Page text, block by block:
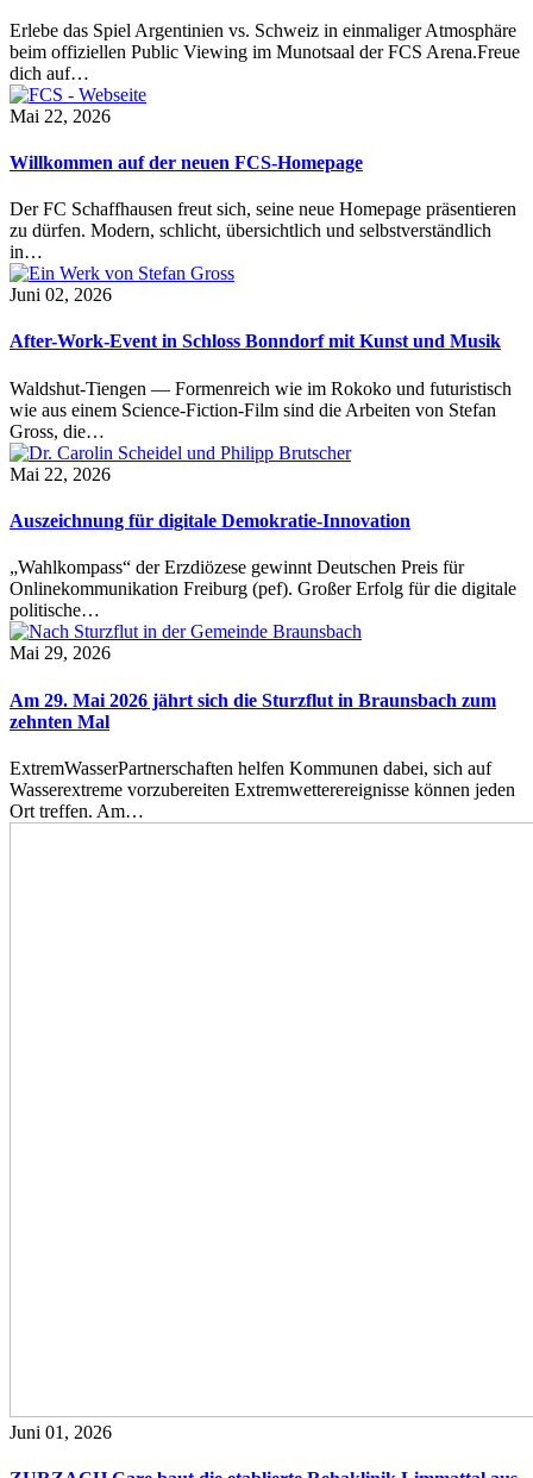
Erlebe das Spiel Argentinien vs. Schweiz in einmaliger Atmosphäre
beim offiziellen Public Viewing im Munotsaal der FCS Arena.Freue
dich auf…
Mai 22, 2026
Willkommen auf der neuen FCS-Homepage
Der FC Schaffhausen freut sich, seine neue Homepage präsentieren
zu dürfen. Modern, schlicht, übersichtlich und selbstverständlich
in…
Juni 02, 2026
After-Work-Event in Schloss Bonndorf mit Kunst und Musik
Waldshut-Tiengen — Formenreich wie im Rokoko und futuristisch
wie aus einem Science-Fiction-Film sind die Arbeiten von Stefan
Gross, die…
Mai 22, 2026
Auszeichnung für digitale Demokratie-Innovation
„Wahlkompass“ der Erzdiözese gewinnt Deutschen Preis für
Onlinekommunikation Freiburg (pef). Großer Erfolg für die digitale
politische…
Mai 29, 2026
Am 29. Mai 2026 jährt sich die Sturzflut in Braunsbach zum
zehnten Mal
ExtremWasserPartnerschaften helfen Kommunen dabei, sich auf
Wasserextreme vorzubereiten Extremwetterereignisse können jeden
Ort treffen. Am…
Juni 01, 2026